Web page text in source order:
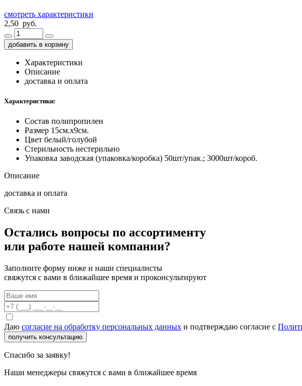
смотреть характеристики
2,50 руб.
добавить в корзину
Характеристики
Описание
доставка и оплата
Характеристики:
Состав полипропилен
Размер 15см.х9см.
Цвет белый/голубой
Стерильность нестерильно
Упаковка заводская (упаковка/коробка) 50шт/упак.; 3000шт/короб.
Описание
доставка и оплата
Связь с нами
Остались вопросы по ассортименту
или работе нашей компании?
Заполните форму ниже и наши специалисты
свяжутся с вами в ближайшее время и проконсультируют
Даю согласие на обработку персональных данных и подтверждаю согласие с
получить консультацию
Спасибо за заявку!
Наши менеджеры свяжутся с вами в ближайшее время